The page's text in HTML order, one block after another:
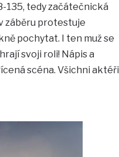
135, tedy začátečnická
záběru protestuje
pochytat. I ten muž se
svoji roli! Nápis a
scéna. Všichni aktéři